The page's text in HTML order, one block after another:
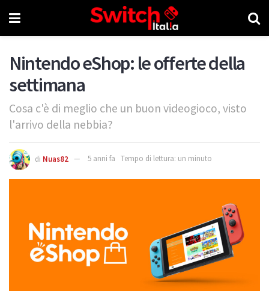
Nintendo eShop: le offerte della
settimana
Cosa c'è di meglio che un buon videogioco, visto
l'arrivo della nebbia?
di Nuas82 5 anni fa Tempo di lettura: un minuto